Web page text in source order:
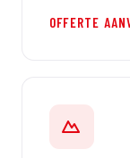
OFFERTE